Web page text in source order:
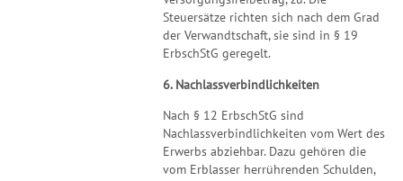
Steuersätze richten sich nach dem Grad
der Verwandtschaft, sie sind in § 19
ErbschStG geregelt.
6. Nachlassverbindlichkeiten
Nach § 12 ErbschStG sind
Nachlassverbindlichkeiten vom Wert des
Erwerbs abziehbar. Dazu gehören die
vom Erblasser herrührenden Schulden,